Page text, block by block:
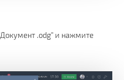
.odg" и нажмите